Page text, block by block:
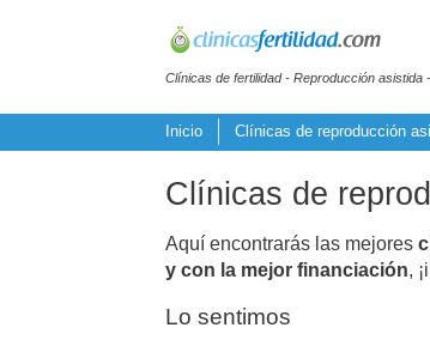
Clínicas de fertilidad - Reproducción asistida
Inicio Clínicas de reproducción
Clínicas de
Aquí encontrarás las mejores
y con la mejor financiación,
Lo sentimos